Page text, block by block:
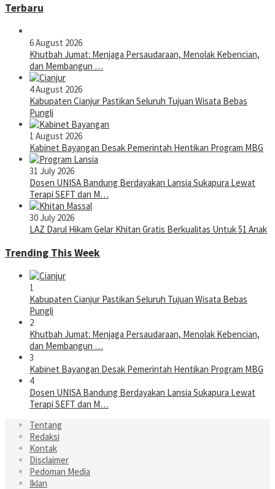
Terbaru
6 August 2026
Khutbah Jumat: Menjaga Persaudaraan, Menolak Kebencian,
dan Membangun …
4 August 2026
Kabupaten Cianjur Pastikan Seluruh Tujuan Wisata Bebas
Pungli
1 August 2026
Kabinet Bayangan Desak Pemerintah Hentikan Program MBG
31 July 2026
Dosen UNISA Bandung Berdayakan Lansia Sukapura Lewat
Terapi SEFT dan M…
30 July 2026
LAZ Darul Hikam Gelar Khitan Gratis Berkualitas Untuk 51 Anak
Trending This Week
1
Kabupaten Cianjur Pastikan Seluruh Tujuan Wisata Bebas
Pungli
2
Khutbah Jumat: Menjaga Persaudaraan, Menolak Kebencian,
dan Membangun …
3
Kabinet Bayangan Desak Pemerintah Hentikan Program MBG
4
Dosen UNISA Bandung Berdayakan Lansia Sukapura Lewat
Terapi SEFT dan M…
Tentang
Redaksi
Kontak
Disclaimer
Pedoman Media
Iklan